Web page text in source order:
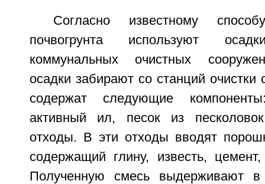
Согласно известному
почвогрунта используют
коммунальных очистных
осадки забирают со станций
содержат следующие
активный ил, песок из
отходы. В эти отходы вводят
содержащий глину, известь,
Полученную смесь выдерживают в